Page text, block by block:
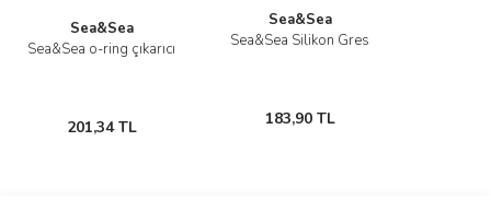
Bu ürüne benzer farklı alternatifler olmalı.
Sea&Sea
Sea&Sea o-ring çıkarıcı
201,34 TL
Sea&Sea
Sea&Sea Silikon Gres
183,90 TL